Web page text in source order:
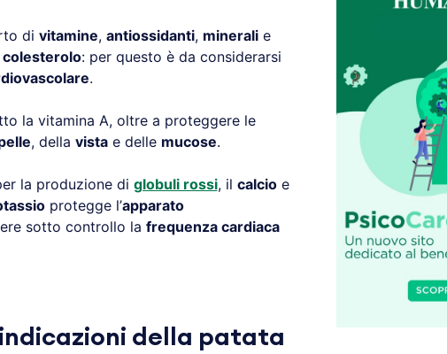
di vitamine, antiossidanti, mineralie
colesterolo: per questo è da considerarsi
.
la vitamina A, oltre a proteggere le
, della vistae delle mucose.
la produzione di globuli rossi, il calcioe
protegge l’apparato
sotto controllo la frequenza cardiaca
della patata